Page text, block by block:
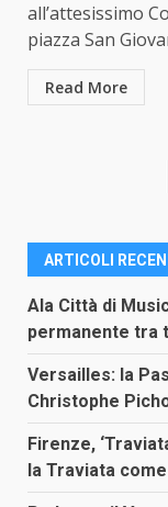
all’attesissimo
piazza San
Read More
ARTICOLI
Ala Città di
permanente tra
Versailles: la
Christophe
Firenze,
la Traviata